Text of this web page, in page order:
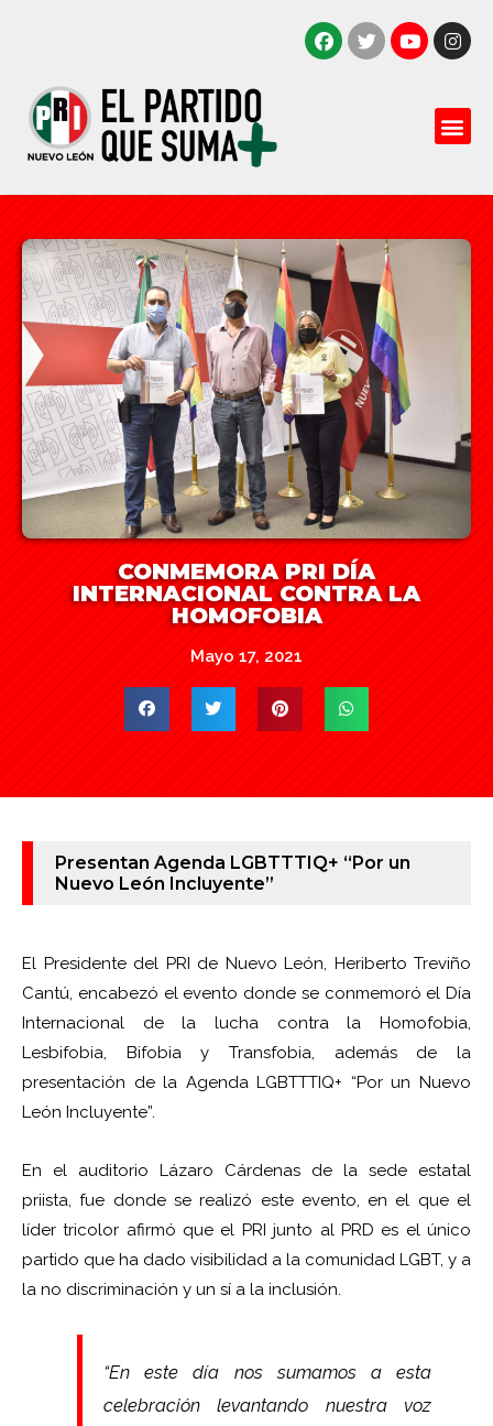
CONMEMORA PRI DÍA
INTERNACIONAL CONTRA LA
HOMOFOBIA
Mayo 17, 2021
Presentan Agenda LGBTTTIQ+ “Por un
Nuevo León Incluyente”
El Presidente del PRI de Nuevo León, Heriberto Treviño
Cantú, encabezó el evento donde se conmemoró el Día
Internacional de la lucha contra la Homofobia,
Lesbifobia, Bifobia y Transfobia, además de la
presentación de la Agenda LGBTTTIQ+ “Por un Nuevo
León Incluyente”.
En el auditorio Lázaro Cárdenas de la sede estatal
priista, fue donde se realizó este evento, en el que el
líder tricolor afirmó que el PRI junto al PRD es el único
partido que ha dado visibilidad a la comunidad LGBT, y a
la no discriminación y un sí a la inclusión.
“En este día nos sumamos a esta
celebración levantando nuestra voz